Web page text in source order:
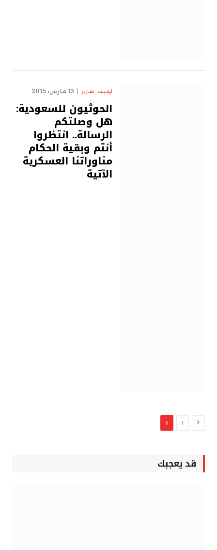
أرشيف - تقارير 13 مارس، 2015
الحوثيون للسعودية:
هل وصلتكم
الرسالة.. انتظروا
أنتم وبقية الحكام
مناوراتنا العسكرية
الآتية
السابق1
2
قد يعجبك